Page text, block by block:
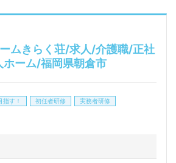
ムきらく荘/求人/介護職/正社
ホーム/福岡県朝倉市
指す！ 初任者研修 実務者研修